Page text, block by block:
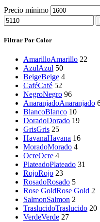
Precio mínimo
Filtrar Por Color
AmarilloAmarillo 22
AzulAzul 50
BeigeBeige 4
CaféCafé 52
NegroNegro 96
AnaranjadoAnaranjado
BlancoBlanco 10
DoradoDorado 19
GrisGris 25
HavanaHavana 16
MoradoMorado 4
OcreOcre 4
PlateadoPlateado 31
RojoRojo 23
RosadoRosado 5
Rose GoldRose Gold 2
SalmonSalmon 2
TraslucidoTraslucido 20
VerdeVerde 27